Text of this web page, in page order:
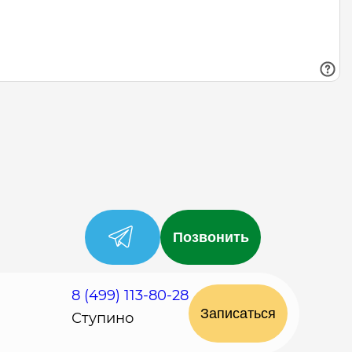
Позвонить
8 (499) 113-80-28
Ступино
Записаться